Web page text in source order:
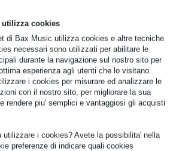
utilizza cookies
di Bax Music utilizza cookies e altre tecniche
necessari sono utilizzati per abilitare le
durante la navigazione sul nostro sito per
esperienza agli utenti che lo visitano.
i cookies per misurare ed analizzare le
con il nostro sito, per migliorare la sua
rendere piu' semplici e vantaggiosi gli acquisti
utilizzare i cookies? Avete la possibilita' nella
preferenze di indicare quali cookies